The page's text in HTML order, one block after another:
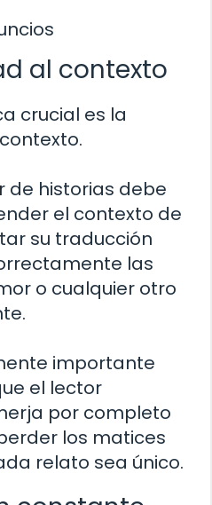
al contexto
crucial es la
de historias debe
el contexto de
su traducción
las
o cualquier otro
importante
el lector
por completo
los matices
relato sea único.